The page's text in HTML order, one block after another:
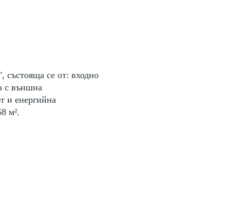
се от: входно
с външна
и енергийна
м².